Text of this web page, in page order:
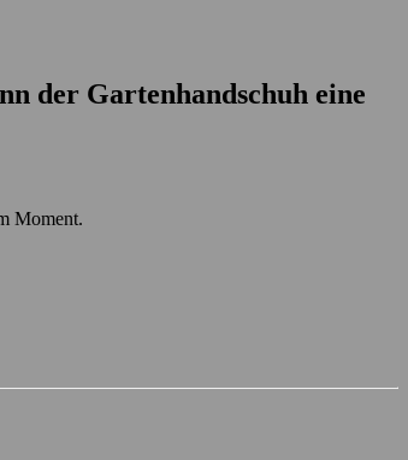
der Gartenhandschuh eine
Moment.